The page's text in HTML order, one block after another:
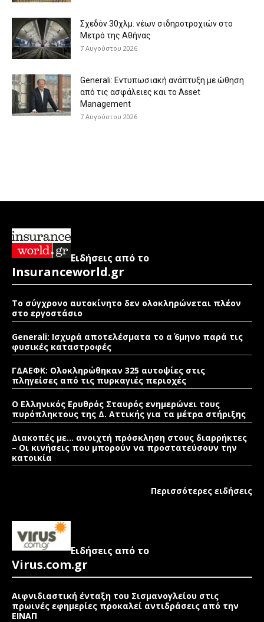
Σχεδόν 30χλμ. νέων σιδηροτροχιών στο
Μετρό της Αθήνας
7 Αυγούστου 2026
Generali: Eντυπωσιακή ανάπτυξη με ώθηση
από τις ασφάλειες και το Asset
Management
7 Αυγούστου 2026
Ειδήσεις από το
Insuranceworld.gr
Το σύγχρονο αυτοκίνητο δεν ολοκληρώνεται πλέον
στο εργοστάσιο
Generali: Ισχυρά αποτελέσματα το α΄ 6μηνο παρά τις
φυσικές καταστροφές
ΓΔΑΕΦΚ: Ολοκληρώθηκαν 325 αυτοψίες στις
πληγείσες από τις πυρκαγιές περιοχές
Ο Ελληνικός Ερυθρός Σταυρός ενημερώνει τους
πυρόπληκτους της Δ. Αττικής για τα μέτρα στήριξης
Διακοπές με… ανοιχτή πρόσκληση στους διαρρήκτες
– Οι κινήσεις που μπορούν να προστατεύσουν την
κατοικία
Περισσότερες ειδήσεις
Ειδήσεις από το
Virus.com.gr
Αιφνιδιαστική ένταξη του Σισμανογλείου στις
πρωινές εφημερίες προκαλεί αντιδράσεις από την
ΕΙΝΑΠ